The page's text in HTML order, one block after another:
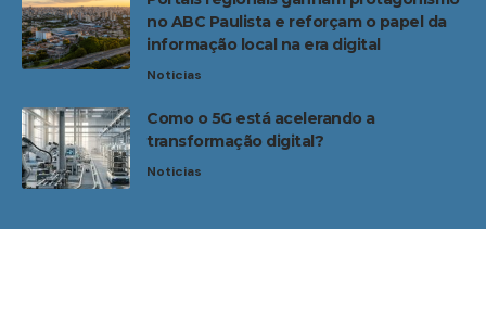
no ABC Paulista e reforçam o papel da
informação local na era digital
Noticias
Como o 5G está acelerando a
transformação digital?
Noticias